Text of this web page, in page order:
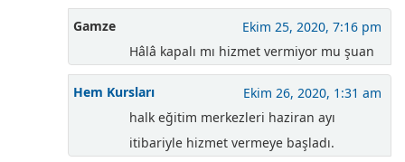
Gamze
Ekim 25, 2020, 7:16 pm
Hâlâ kapalı mı hizmet vermiyor mu şuan
Hem Kursları
Ekim 26, 2020, 1:31 am
halk eğitim merkezleri haziran ayı
itibariyle hizmet vermeye başladı.